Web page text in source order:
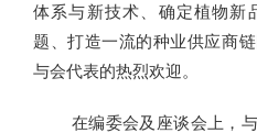
体系与新技术、确定植物新
题、打造一流的种业供应商
与会代表的热烈欢迎。
在编委会及座谈会上，与